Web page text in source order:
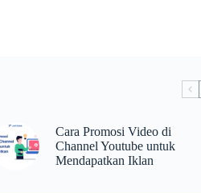
Cara Promosi Video di
Channel Youtube untuk
Mendapatkan Iklan